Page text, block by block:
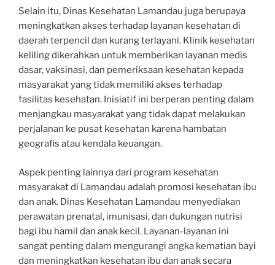
Selain itu, Dinas Kesehatan Lamandau juga berupaya
meningkatkan akses terhadap layanan kesehatan di
daerah terpencil dan kurang terlayani. Klinik kesehatan
keliling dikerahkan untuk memberikan layanan medis
dasar, vaksinasi, dan pemeriksaan kesehatan kepada
masyarakat yang tidak memiliki akses terhadap
fasilitas kesehatan. Inisiatif ini berperan penting dalam
menjangkau masyarakat yang tidak dapat melakukan
perjalanan ke pusat kesehatan karena hambatan
geografis atau kendala keuangan.
Aspek penting lainnya dari program kesehatan
masyarakat di Lamandau adalah promosi kesehatan ibu
dan anak. Dinas Kesehatan Lamandau menyediakan
perawatan prenatal, imunisasi, dan dukungan nutrisi
bagi ibu hamil dan anak kecil. Layanan-layanan ini
sangat penting dalam mengurangi angka kematian bayi
dan meningkatkan kesehatan ibu dan anak secara